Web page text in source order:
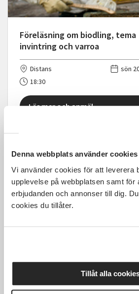
Denna webbplats använder cookies
Vi använder cookies för att leverera
upplevelse på webbplatsen samt för
erbjudanden och annonser till dig.
cookies du tillåter.
Tillåt alla
Föreläsning om biodling, tema
invintring och varroa
Distans
sön
18:30
Läs mer och anmäl
Introkurs i permakultur
fre
10:00
1
Läs mer och anmäl